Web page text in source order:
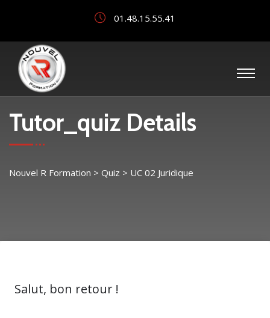
01.48.15.55.41
Tutor_quiz Details
Nouvel R Formation > Quiz > UC 02 Juridique
Salut, bon retour !